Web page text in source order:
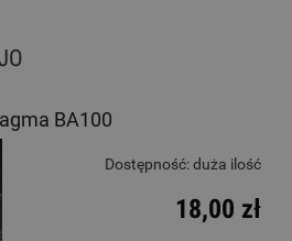
BA100
Dostępność:duża ilość
18,00 zł